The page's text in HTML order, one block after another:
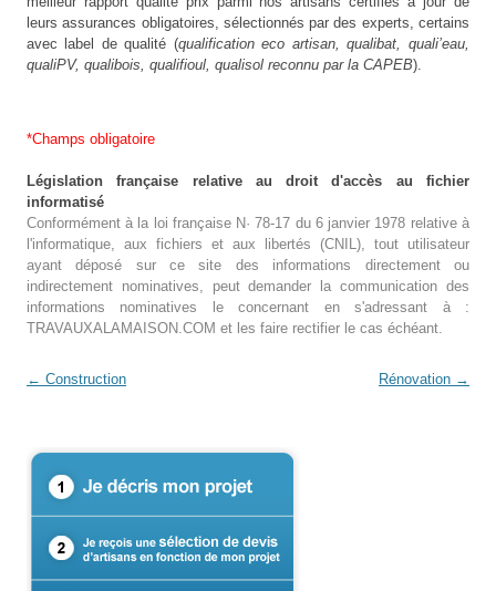
leurs assurances obligatoires, sélectionnés par des experts, certains
avec label de qualité (qualification eco artisan, qualibat, quali’eau,
qualiPV, qualibois, qualifioul, qualisol reconnu par la CAPEB).
*Champs obligatoire
Législation française relative au droit d'accès au fichier
informatisé
Conformément à la loi française N· 78-17 du 6 janvier 1978 relative à
l'informatique, aux fichiers et aux libertés (CNIL), tout utilisateur
ayant déposé sur ce site des informations directement ou
indirectement nominatives, peut demander la communication des
informations nominatives le concernant en s'adressant à :
TRAVAUXALAMAISON.COM et les faire rectifier le cas échéant.
Post navigation
← Construction Rénovation →